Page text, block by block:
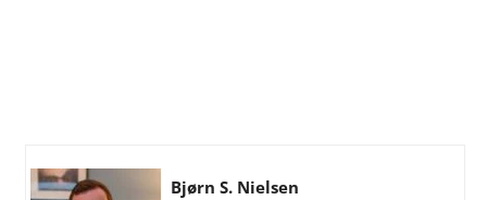
Bjørn S. Nielsen